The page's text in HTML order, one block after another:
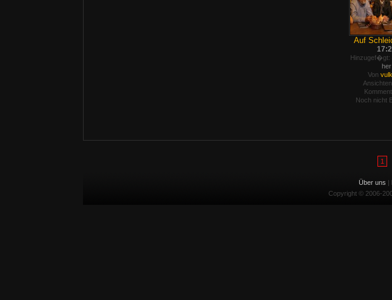
Auf
Hinzugef�gt:
her
Von
Noch nicht
1
Über uns |
Copyright © 2006-